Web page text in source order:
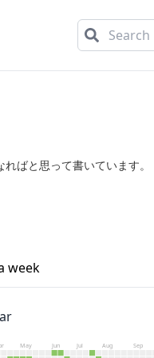
ばと思って書いています。
week
May Jun Jul Aug Sep